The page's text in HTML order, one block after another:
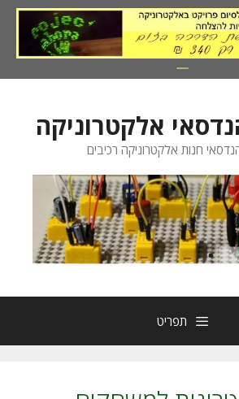
אלקטרוניקה
חנות אלקטרוניקה רכיבים
תפריט